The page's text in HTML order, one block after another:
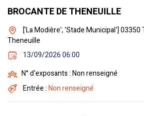
BROCANTE DE THENEUILLE
['La Modière', 'Stade Municipal'] 03350
Theneuille
13/09/2026 06:00
N° d'exposants : Non renseigné
Entrée :Non renseigné